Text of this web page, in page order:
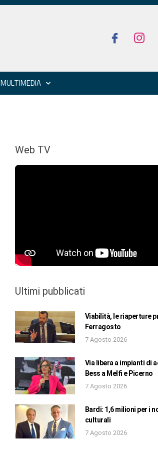
MULTIMEDIA
Web TV
Ultimi pubblicati
Viabilità, le riaperture
Ferragosto
7 Agosto 2026
Via libera a impianti di
Bess a Melfi e Picerno
7 Agosto 2026
Bardi: 1,6 milioni per i
culturali
7 Agosto 2026